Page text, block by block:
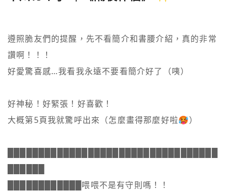
遵照脆友們的提醒，先不看簡介和書腰介紹，真的非常
讚啊！！！
好愛驚喜感…我看我永遠不要看簡介好了（咦）
好神秘！好緊張！好喜歡！
大概第5頁我就驚呼出來（怎麼畫得那麼好啦🥵）
████████████喂喂不是有守則嗎！！